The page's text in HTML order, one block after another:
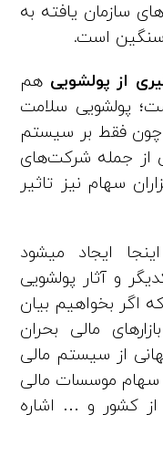
سازمان یافته به
سنگین است.
از پولشویی هم
پولشویی سلامت
چون فقط بر سیستم
از جمله شرکت‌های
سهام نیز تاثیر
ایجاد میشود
و آثار پولشویی
اگر بخواهیم بیان
مالی بحران
از سیستم مالی
سهام موسسات مالی
از کشور و … اشاره